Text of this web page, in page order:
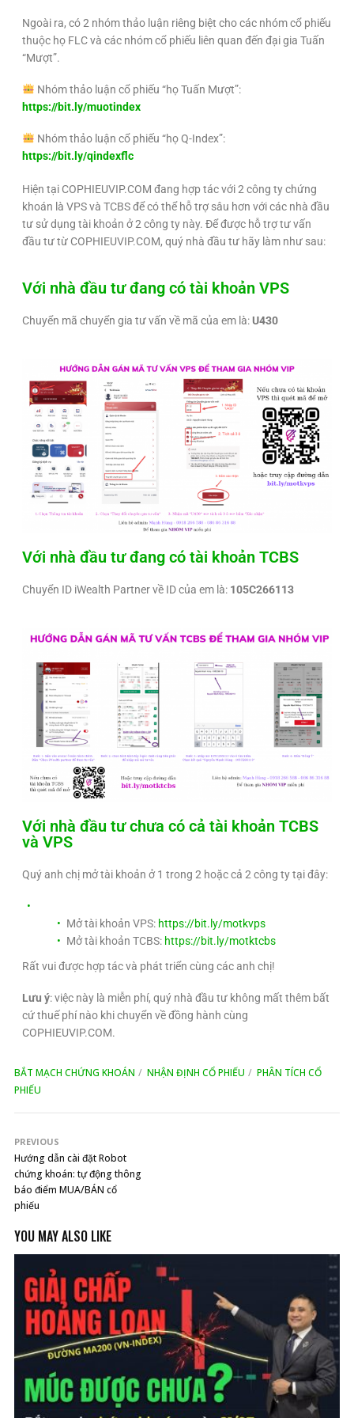
Ngoài ra, có 2 nhóm thảo luận riêng biệt cho các nhóm cổ phiếu
thuộc họ FLC và các nhóm cổ phiếu liên quan đến đại gia Tuấn
“Mượt”.
Nhóm thảo luận cổ phiếu “họ Tuấn Mượt”:
https://bit.ly/muotindex
Nhóm thảo luận cổ phiếu “họ Q-Index”:
https://bit.ly/qindexflc
Hiện tại COPHIEUVIP.COM đang hợp tác với 2 công ty chứng
khoán là VPS và TCBS để có thể hỗ trợ sâu hơn với các nhà đầu
tư sử dụng tài khoản ở 2 công ty này. Để được hỗ trợ tư vấn
đầu tư từ COPHIEUVIP.COM, quý nhà đầu tư hãy làm như sau:
Với nhà đầu tư đang có tài khoản VPS
Chuyển mã chuyển gia tư vấn về mã của em là:U430
Với nhà đầu tư đang có tài khoản TCBS
Chuyển ID iWealth Partner về ID của em là: 105C266113
Với nhà đầu tư chưa có cả tài khoản TCBS
và VPS
Quý anh chị mở tài khoản ở 1 trong 2 hoặc cả 2 công ty tại đây:
Mở tài khoản VPS: https://bit.ly/motkvps
Mở tài khoản TCBS: https://bit.ly/motktcbs
Rất vui được hợp tác và phát triển cùng các anh chị!
Lưu ý: việc này là miễn phí, quý nhà đầu tư không mất thêm bất
cứ thuế phí nào khi chuyển về đồng hành cùng
COPHIEUVIP.COM.
BẮT MẠCH CHỨNG KHOÁN NHẬN ĐỊNH CỔ PHIẾU
PHÂN TÍCH CỔ
PHIẾU
PREVIOUS
Hướng dẫn cài đặt Robot
chứng khoán: tự động thông
báo điểm MUA/BÁN cổ
phiếu
YOU MAY ALSO LIKE